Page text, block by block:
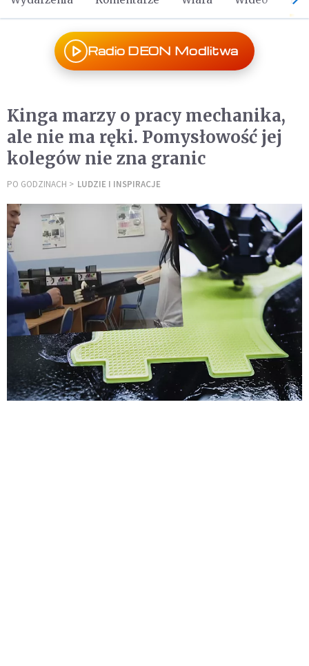
Radio DEON Modlitwa
Kinga marzy o pracy mechanika,
ale nie ma ręki. Pomysłowość jej
kolegów nie zna granic
PO GODZINACH LUDZIE I INSPIRACJE